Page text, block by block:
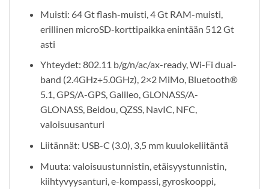
Muisti: 64 Gt flash-muisti, 4 Gt RAM-muisti,
erillinen microSD-korttipaikka enintään 512 Gt
asti
Yhteydet: 802.11 b/g/n/ac/ax-ready, Wi-Fi dual-
band (2.4GHz+5.0GHz), 2×2 MiMo, Bluetooth®
5.1, GPS/A-GPS, Galileo, GLONASS/A-
GLONASS, Beidou, QZSS, NavIC, NFC,
valoisuusanturi
Liitännät: USB-C (3.0), 3,5 mm kuulokeliitäntä
Muuta: valoisuustunnistin, etäisyystunnistin,
kiihtyvyysanturi, e-kompassi, gyroskooppi,